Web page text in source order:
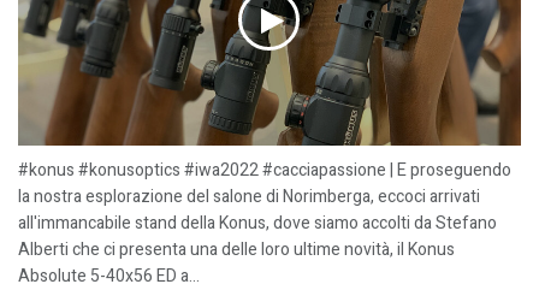
#konus #konusoptics #iwa2022 #cacciapassione | E proseguendo
la nostra esplorazione del salone di Norimberga, eccoci arrivati
all'immancabile stand della Konus, dove siamo accolti da Stefano
Alberti che ci presenta una delle loro ultime novità, il Konus
Absolute 5-40x56 ED a...